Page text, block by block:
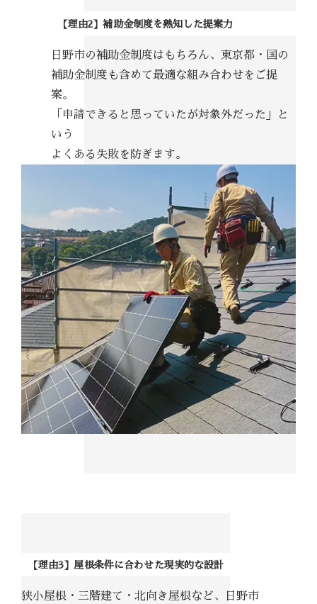
【理由2】補助金制度を熟知した提案力
日野市の補助金制度はもちろん、東京都・国の
補助金制度も含めて最適な組み合わせをご提
案。
「申請できると思っていたが対象外だった」と
いう
よくある失敗を防ぎます。
【理由3】屋根条件に合わせた現実的な設計
狭小屋根・三階建て・北向き屋根など、日野市